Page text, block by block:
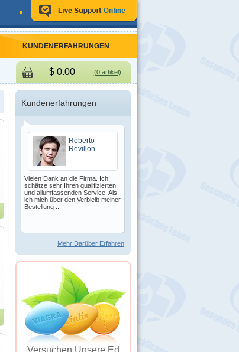
KUNDENERFAHRUNGEN
$ 0.00 (0 artikel)
Kundenerfahrungen
Roberto
Revillon
Vielen Dank an die Firma. Ich
schätze sehr Ihren qualifizierten
und allumfassenden Service. Als
ich mich über den Verbleib meiner
Bestellung ...
Mehr Darüber Erfahren
Versuchen Unsere Ed